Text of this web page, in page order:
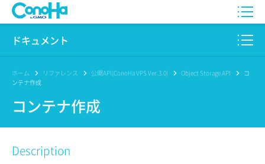
WING
Pencil
ドキュメント
このサイトについて
プロダクト
リファレンス
リリースノート
ホーム リファレンス 公開API(ConoHa VPS Ver.3.0) Object Storage API
コ
ンテナ作成
コンテナ作成
Description